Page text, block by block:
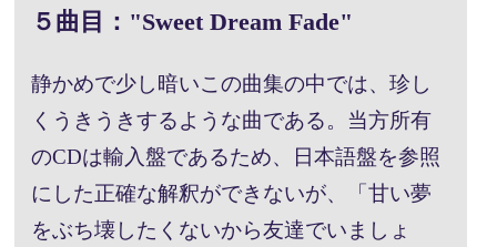
５曲目："Sweet Dream Fade"
静かめで少し暗いこの曲集の中では、珍し
くうきうきするような曲である。当方所有
のCDは輸入盤であるため、日本語盤を参照
にした正確な解釈ができないが、「甘い夢
をぶち壊したくないから友達でいましょ